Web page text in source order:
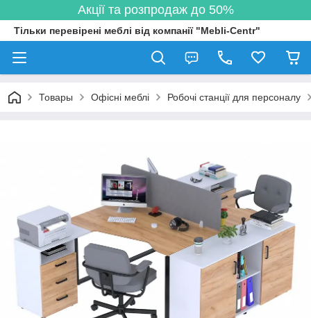
Акції та розпродаж до 50%
Тільки перевірені меблі від компанії "Mebli-Centr"
Товары Офісні меблі Робочі станції для персоналу